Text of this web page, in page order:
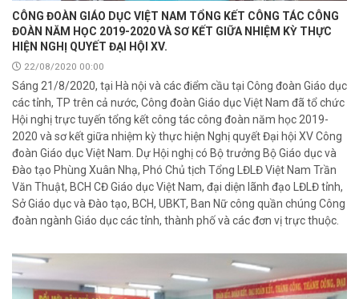
CÔNG ĐOÀN GIÁO DỤC VIỆT NAM TỔNG KẾT CÔNG TÁC CÔNG
ĐOÀN NĂM HỌC 2019-2020 VÀ SƠ KẾT GIỮA NHIỆM KỲ THỰC
HIỆN NGHỊ QUYẾT ĐẠI HỘI XV.
22/08/2020 00:00
Sáng 21/8/2020, tại Hà nội và các điểm cầu tại Công đoàn Giáo dục
các tỉnh, TP trên cả nước, Công đoàn Giáo dục Việt Nam đã tổ chức
Hội nghị trực tuyến tổng kết công tác công đoàn năm học 2019-
2020 và sơ kết giữa nhiệm kỳ thực hiện Nghị quyết Đại hội XV Công
đoàn Giáo dục Việt Nam. Dự Hội nghị có Bộ trưởng Bộ Giáo dục và
Đào tạo Phùng Xuân Nhạ, Phó Chủ tịch Tổng LĐLĐ Việt Nam Trần
Văn Thuật, BCH CĐ Giáo dục Việt Nam, đại diện lãnh đạo LĐLĐ tỉnh,
Sở Giáo dục và Đào tạo, BCH, UBKT, Ban Nữ công quần chúng Công
đoàn ngành Giáo dục các tỉnh, thành phố và các đơn vị trực thuộc.